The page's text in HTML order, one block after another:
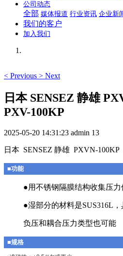
公司动态
全部 媒体报道 行业资讯 企业新
我们的客户
加入我们
< Previous > Next
日本 SENSEZ 静雄
PXV-100KP
2025-05-20 14:31:23 admin 13
日本 SENSEZ 静雄 PXVN-
■功能
●用不锈钢隔膜结构收集压力
●湿部分的材料是SUS316L，
负压和耦合压力类型也可能
■规格